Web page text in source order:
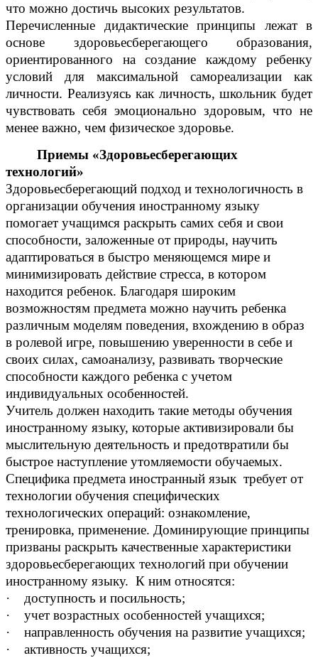
что можно достичь высоких результатов.
Перечисленные дидактические принципы лежат в
основе здоровьесберегающего образования,
ориентированного на создание каждому ребенку
условий для максимальной самореализации как
личности. Реализуясь как личность, школьник будет
чувствовать себя эмоционально здоровым, что не
менее важно, чем физическое здоровье.
Приемы «Здоровьесберегающих
технологий»
Здоровьесберегающий подход и технологичность в
организации обучения иностранному языку
помогает учащимся раскрыть самих себя и свои
способности, заложенные от природы, научить
адаптироваться в быстро меняющемся мире и
минимизировать действие стресса, в котором
находится ребенок. Благодаря широким
возможностям предмета можно научить ребенка
различным моделям поведения, вхождению в образ
в ролевой игре, повышению уверенности в себе и
своих силах, самоанализу, развивать творческие
способности каждого ребенка с учетом
индивидуальных особенностей.
Учитель должен находить такие методы обучения
иностранному языку, которые активизировали бы
мыслительную деятельность и предотвратили бы
быстрое наступление утомляемости обучаемых.
Специфика предмета иностранный язык требует от
технологии обучения специфических
технологических операций: ознакомление,
тренировка, применение. Доминирующие принципы
призваны раскрыть качественные характеристики
здоровьесберегающих технологий при обучении
иностранному языку. К ним относятся:
· доступность и посильность;
· учет возрастных особенностей учащихся;
· направленность обучения на развитие учащихся;
· активность учащихся;